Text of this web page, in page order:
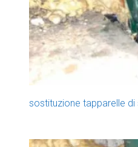
sostituzione tapparelle